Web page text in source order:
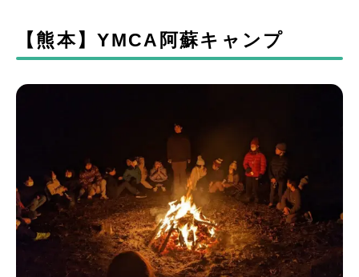
【熊本】YMCA阿蘇キャンプ